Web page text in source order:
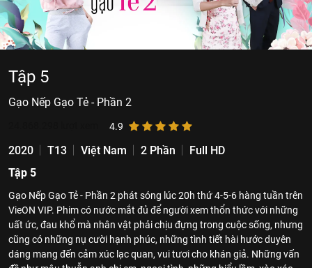
Tập 5
Gạo Nếp Gạo Tẻ - Phần 2
4.9
2020 T13 Việt Nam 2 Phần
Full HD
Tập 5
Gạo Nếp Gạo Tẻ - Phần 2 phát sóng lúc 20h thứ 4-5-6 hàng tuần trên
VieON VIP. Phim có nước mắt đủ để người xem thổn thức với những
uất ức, đau khổ mà nhân vật phải chịu đựng trong cuộc sống, nhưng
cũng có những nụ cười hạnh phúc, những tình tiết hài hước duyên
dáng mang đến cảm xúc lạc quan, vui tươi cho khán giả. Những vấn